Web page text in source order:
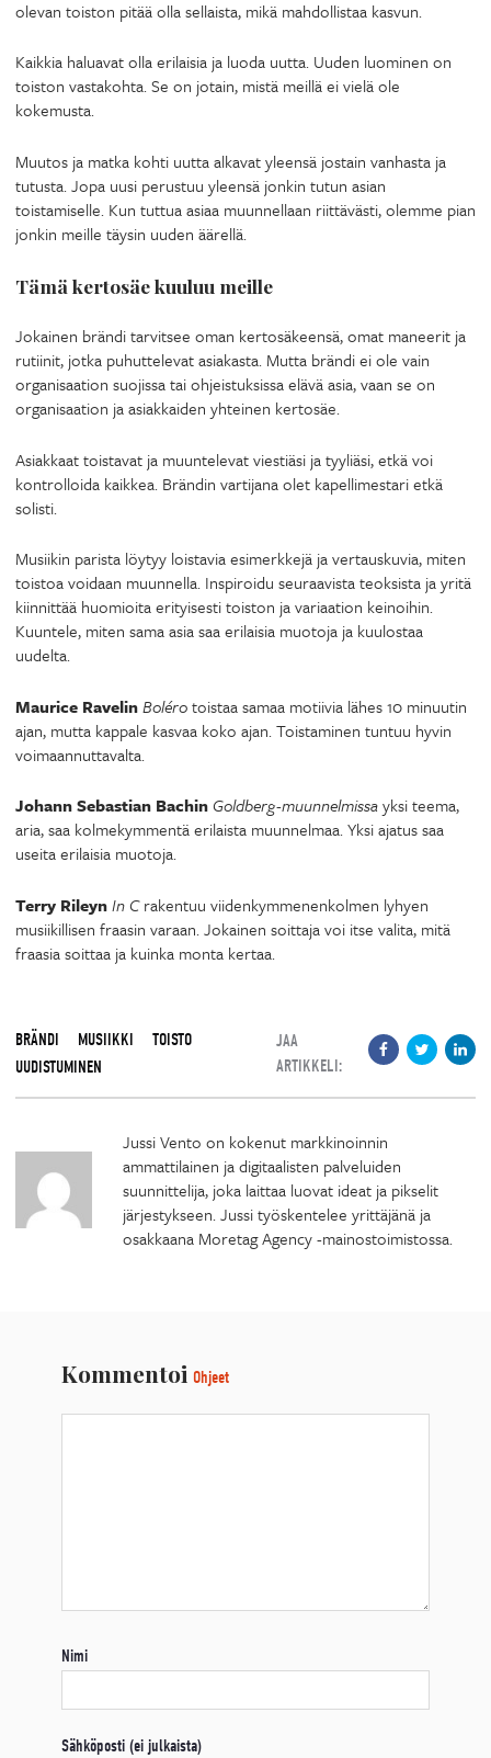
olevan toiston pitää olla sellaista, mikä mahdollistaa kasvun.
Kaikkia haluavat olla erilaisia ja luoda uutta. Uuden luominen on
toiston vastakohta. Se on jotain, mistä meillä ei vielä ole
kokemusta.
Muutos ja matka kohti uutta alkavat yleensä jostain vanhasta ja
tutusta. Jopa uusi perustuu yleensä jonkin tutun asian
toistamiselle. Kun tuttua asiaa muunnellaan riittävästi, olemme pian
jonkin meille täysin uuden äärellä.
Tämä kertosäe kuuluu meille
Jokainen brändi tarvitsee oman kertosäkeensä, omat maneerit ja
rutiinit, jotka puhuttelevat asiakasta. Mutta brändi ei ole vain
organisaation suojissa tai ohjeistuksissa elävä asia, vaan se on
organisaation ja asiakkaiden yhteinen kertosäe.
Asiakkaat toistavat ja muuntelevat viestiäsi ja tyyliäsi, etkä voi
kontrolloida kaikkea. Brändin vartijana olet kapellimestari etkä
solisti.
Musiikin parista löytyy loistavia esimerkkejä ja vertauskuvia, miten
toistoa voidaan muunnella. Inspiroidu seuraavista teoksista ja yritä
kiinnittää huomioita erityisesti toiston ja variaation keinoihin.
Kuuntele, miten sama asia saa erilaisia muotoja ja kuulostaa
uudelta.
Maurice RavelinBolérotoistaa samaa motiivia lähes 10 minuutin
ajan, mutta kappale kasvaa koko ajan. Toistaminen tuntuu hyvin
voimaannuttavalta.
Johann Sebastian BachinGoldberg-muunnelmissayksi teema,
aria, saa kolmekymmentä erilaista muunnelmaa. Yksi ajatus saa
useita erilaisia muotoja.
Terry RileynIn Crakentuu viidenkymmenenkolmen lyhyen
musiikillisen fraasin varaan. Jokainen soittaja voi itse valita, mitä
fraasia soittaa ja kuinka monta kertaa.
BRÄNDI MUSIIKKI
TOISTO
UUDISTUMINEN
JAA
ARTIKKELI:
Jussi Vento on kokenut markkinoinnin
ammattilainen ja digitaalisten palveluiden
suunnittelija, joka laittaa luovat ideat ja pikselit
järjestykseen. Jussi työskentelee yrittäjänä ja
osakkaana Moretag Agency -mainostoimistossa.
Kommentoi Ohjeet
Nimi
Sähköposti (ei julkaista)